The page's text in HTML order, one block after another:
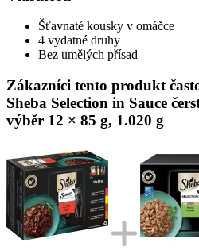
Šťavnaté kousky v omáčce
4 vydatné druhy
Bez umělých přísad
Zákazníci tento produkt
Sheba Selection in Sauce
výběr 12 × 85 g, 1.020 g